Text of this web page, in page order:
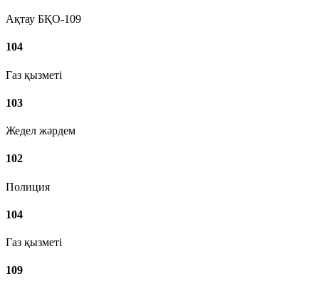
Ақтау БҚО-109
104
Газ қызметі
103
Жедел жәрдем
102
Полиция
104
Газ қызметі
109